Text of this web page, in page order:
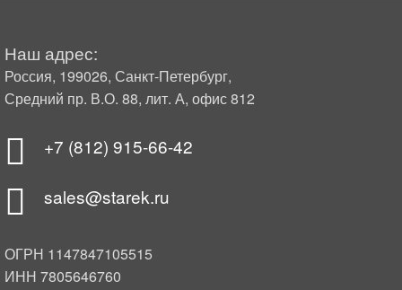
Наш адрес:
Россия, 199026, Санкт-Петербург,
Средний пр. В.О. 88, лит. А, офис 812
+7 (812) 915-66-42
sales@starek.ru
ОГРН 1147847105515
ИНН 7805646760